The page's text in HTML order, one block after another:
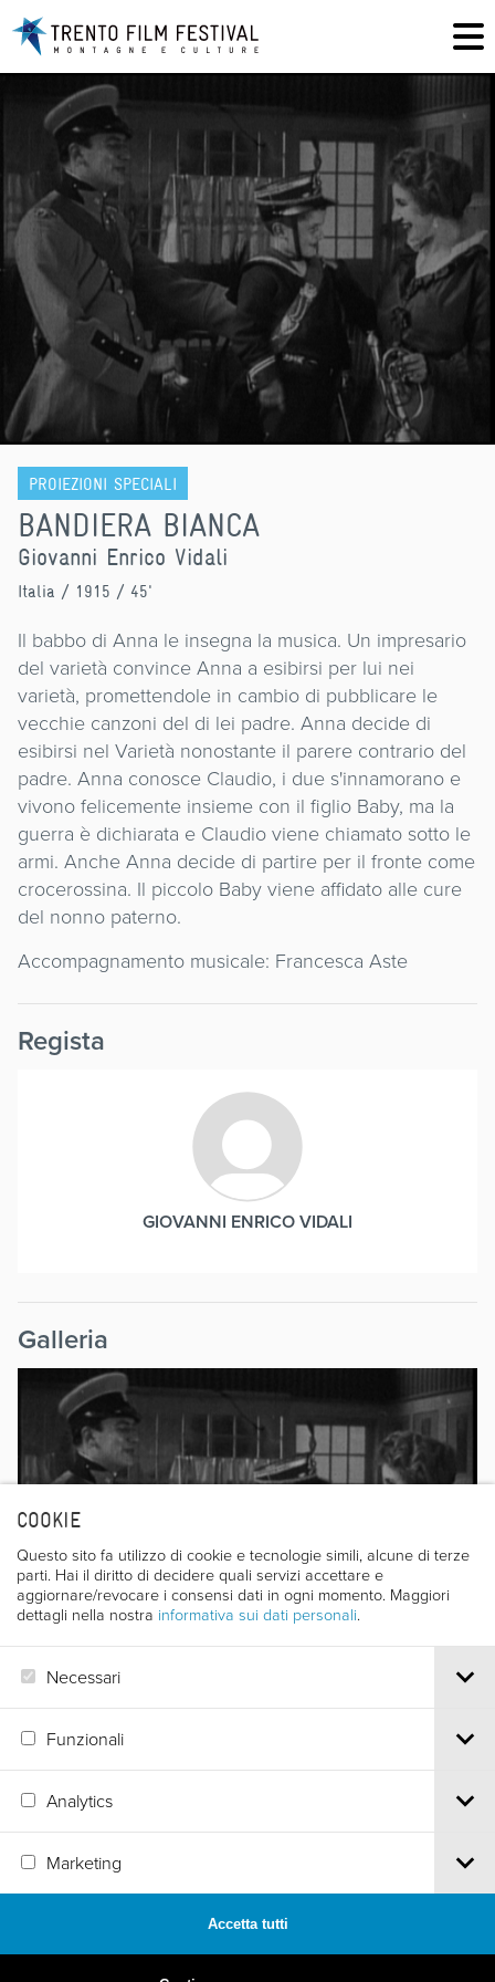
COOKIE
Questo sito fa utilizzo di cookie e tecnologie simili, alcune di terze
parti. Hai il diritto di decidere quali servizi accettare e
aggiornare/revocare i consensi dati in ogni momento. Maggiori
dettagli nella nostra informativa sui dati personali.
Necessari
Funzionali
Analytics
Marketing
Accetta tutti
PROIEZIONI SPECIALI
BANDIERA BIANCA
Giovanni Enrico Vidali
Italia / 1915 / 45'
Il babbo di Anna le insegna la musica. Un impresario
del varietà convince Anna a esibirsi per lui nei
varietà, promettendole in cambio di pubblicare le
vecchie canzoni del di lei padre. Anna decide di
esibirsi nel Varietà nonostante il parere contrario del
padre. Anna conosce Claudio, i due s'innamorano e
vivono felicemente insieme con il figlio Baby, ma la
guerra è dichiarata e Claudio viene chiamato sotto le
armi. Anche Anna decide di partire per il fronte come
crocerossina. Il piccolo Baby viene affidato alle cure
del nonno paterno.
Accompagnamento musicale: Francesca Aste
Regista
GIOVANNI ENRICO VIDALI
Galleria
Tel.+39 0461 986120
MADE BY ARTICA